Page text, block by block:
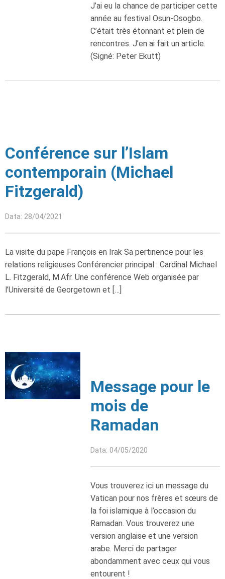
J’ai eu la chance de participer cette
année au festival Osun-Osogbo.
C’était très étonnant et plein de
rencontres. J’en ai fait un article.
(Signé: Peter Ekutt)
Conférence sur l’Islam
contemporain (Michael
Fitzgerald)
Data: 28/04/2021
La visite du pape François en Irak Sa pertinence pour les
relations religieuses Conférencier principal : Cardinal Michael
L. Fitzgerald, M.Afr. Une conférence Web organisée par
l’Université de Georgetown et […]
Message pour le
mois de
Ramadan
Data: 04/05/2020
Vous trouverez ici un message du
Vatican pour nos frères et sœurs de
la foi islamique à l’occasion du
Ramadan. Vous trouverez une
version anglaise et une version
arabe. Merci de partager
abondamment avec ceux qui vous
entourent !